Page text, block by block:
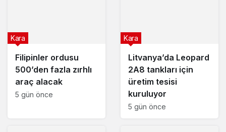
Filipinler ordusu
500’den fazla zırhlı
araç alacak
Kara
5 gün önce
Litvanya’da Leopard
2A8 tankları için
üretim tesisi
kuruluyor
Kara
5 gün önce